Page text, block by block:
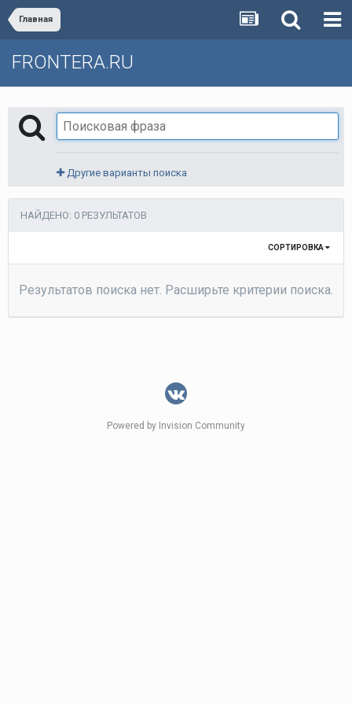
Главная
FRONTERA.RU
Другие варианты поиска
НАЙДЕНО: 0 РЕЗУЛЬТАТОВ
СОРТИРОВКА
Результатов поиска нет. Расширьте критерии поиска.
Powered by Invision Community